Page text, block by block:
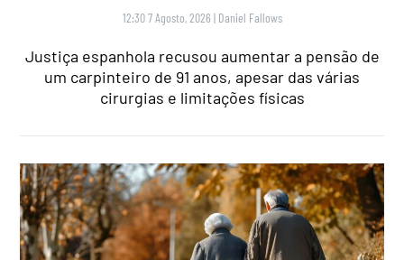
12:30 7 Agosto, 2026 | Daniel Fallows
Justiça espanhola recusou aumentar a pensão de
um carpinteiro de 91 anos, apesar das várias
cirurgias e limitações físicas